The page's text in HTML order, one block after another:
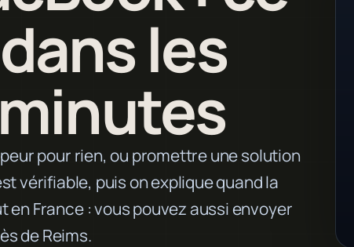
les
pour rien, ou promettre une solution
vérifiable, puis on explique quand la
France : vous pouvez aussi envoyer
de Reims.